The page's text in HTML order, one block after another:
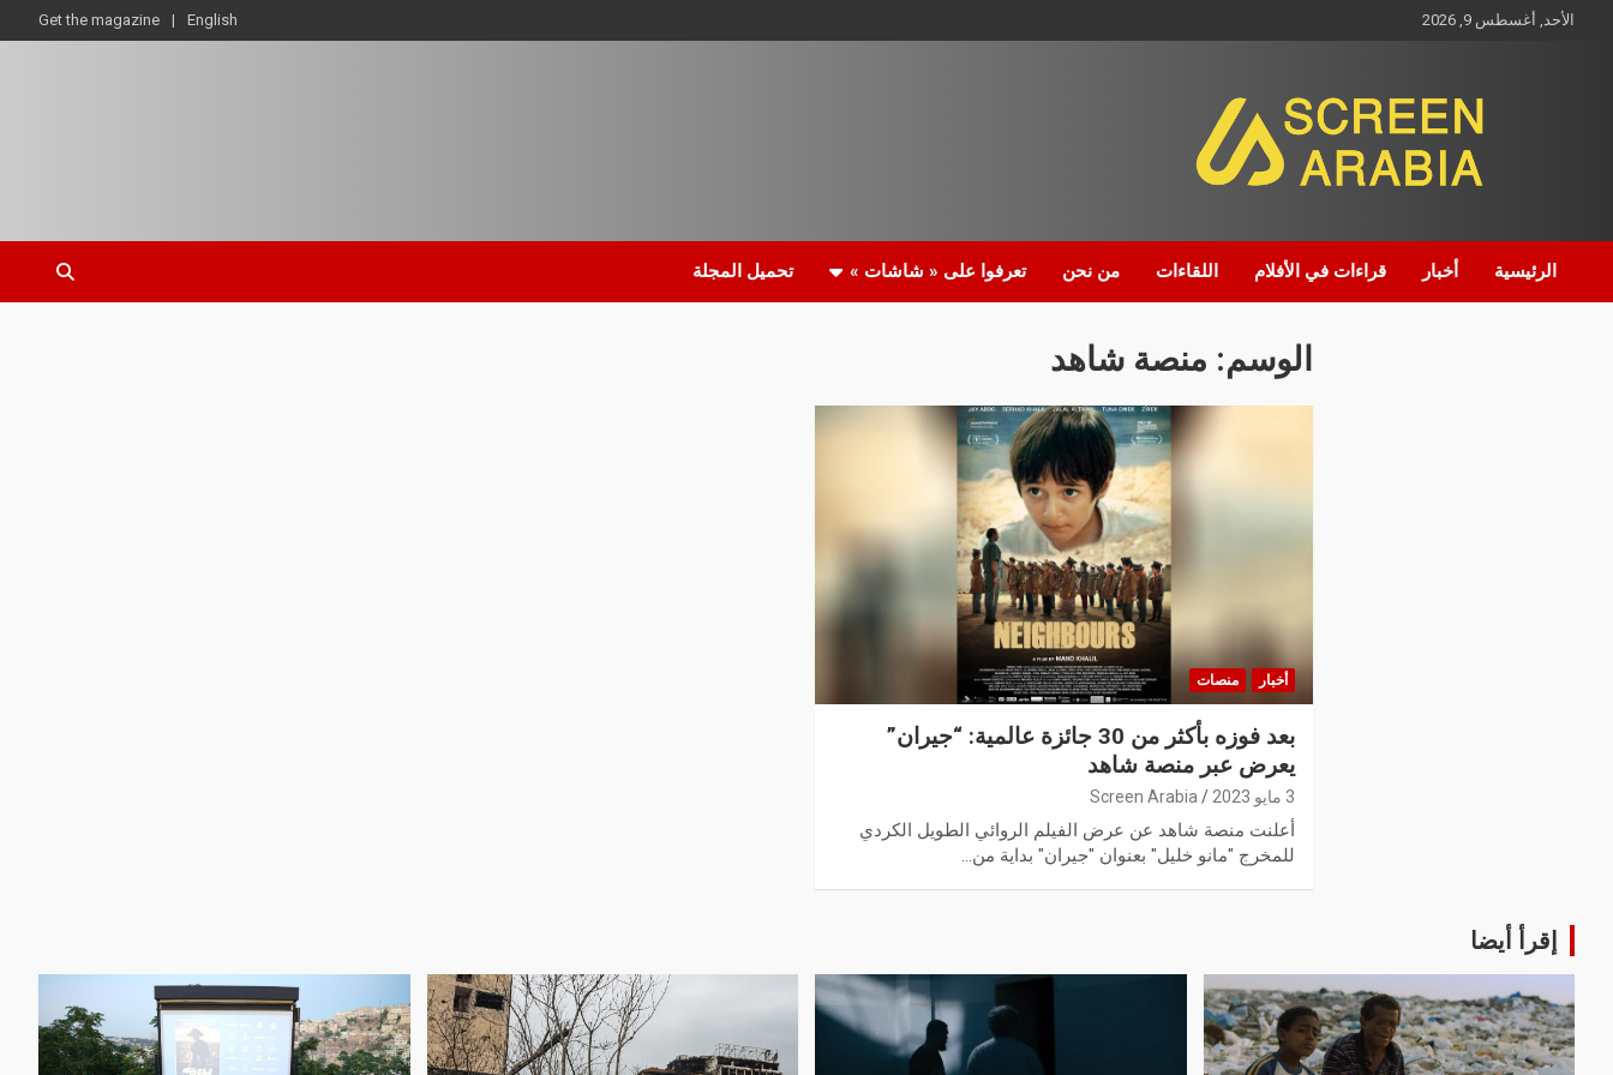
الأحد, أغسطس 9, 2026 English
Get the magazine
Screen Arabia
الرئيسية أخبار قراءات في الأفلام اللقاءات من نحن تعرفوا على « شاشات » تحميل المجلة
الوسم: منصة شاهد
أخبار منصات
بعد فوزه بأكثر من 30 جائزة عالمية: “جيران”
يعرض عبر منصة شاهد
3 مايو 2023 Screen Arabia
أعلنت منصة شاهد عن عرض الفيلم الروائي الطويل الكردي
للمخرج "مانو خليل" بعنوان "جيران" بداية من…
إقرأ أيضا